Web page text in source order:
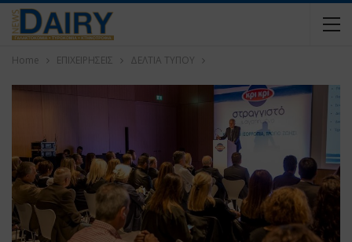
Home ΕΠΙΧΕΙΡΗΣΕΙΣ ΔΕΛΤΙΑ ΤΥΠΟΥ